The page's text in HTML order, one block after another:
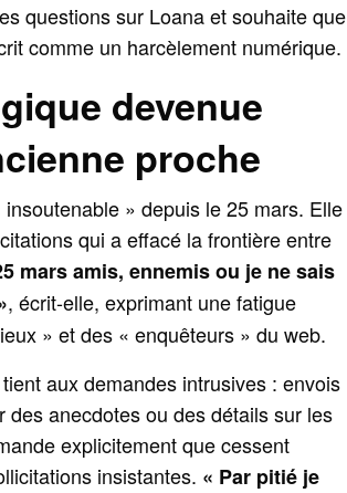
questions sur Loana et souhaite que
comme un harcèlement numérique.
devenue
proche
» depuis le 25 mars. Elle
qui a effacé la frontière entre
mars amis, ennemis ou je ne sais
, écrit-elle, exprimant une fatigue
» et des « enquêteurs » du web.
aux demandes intrusives : envois
des anecdotes ou des détails sur les
explicitement que cessent
insistantes. « Par pitié je